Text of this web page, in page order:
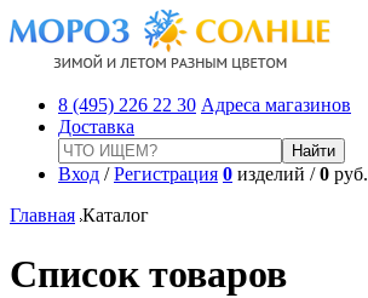
8 (495) 226 22 30 Адреса магазинов
Доставка
Вход /Регистрация 0 изделий /0 руб.
Главная Каталог
Список товаров